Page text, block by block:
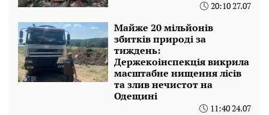
20:10 27.07
Майже 20 мільйонів
збитків природі за
тиждень:
Держекоінспекція викрила
масштабне нищення лісів
та злив нечистот на
Одещині
11:40 24.07